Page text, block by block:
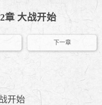
章 大战开始
下一章
开始